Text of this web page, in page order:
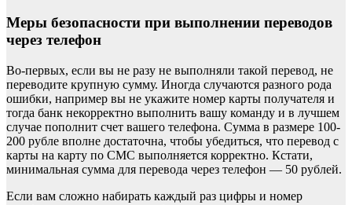
Меры безопасности при выполнении переводов
через телефон
Во-первых, если вы не разу не выполняли такой перевод, не
переводите крупную сумму. Иногда случаются разного рода
ошибки, например вы не укажите номер карты получателя и
тогда банк некорректно выполнить вашу команду и в лучшем
случае пополнит счет вашего телефона. Сумма в размере 100-
200 рубле вполне достаточна, чтобы убедиться, что перевод с
карты на карту по СМС выполняется корректно. Кстати,
минимальная сумма для перевода через телефон — 50 рублей.
Если вам сложно набирать каждый раз цифры и номер